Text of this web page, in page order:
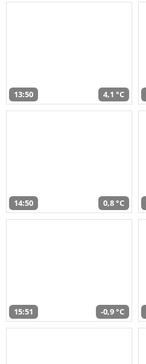
13:50 4,1 °C
14:50 0,8 °C
15:51 -0,9 °C